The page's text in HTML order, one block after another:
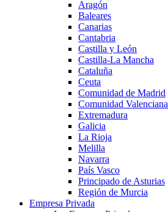
Aragón
Baleares
Canarias
Cantabria
Castilla y León
Castilla-La Mancha
Cataluña
Ceuta
Comunidad de Madrid
Comunidad Valenciana
Extremadura
Galicia
La Rioja
Melilla
Navarra
País Vasco
Principado de Asturias
Región de Murcia
Empresa Privada